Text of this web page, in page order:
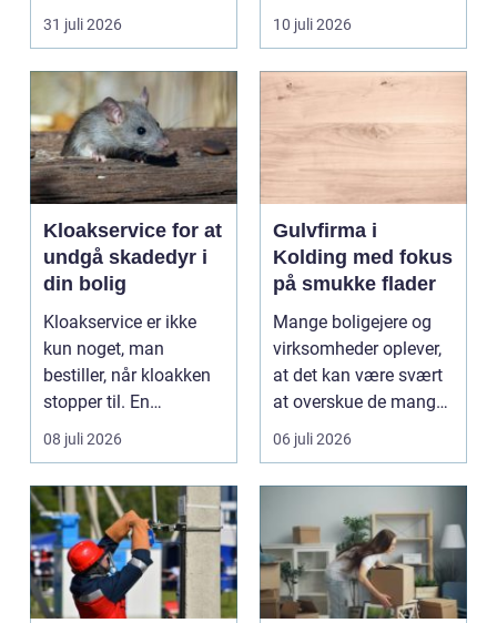
belysning, er en dygtig
e...
31 juli 2026
velplejet fællesareal
gi...
10 juli 2026
Kloakservice for at
undgå skadedyr i
din bolig
Kloakservice er ikke
kun noget, man
bestiller, når kloakken
stopper til. En
systematisk gennem...
08 juli 2026
Gulvfirma i
Kolding med fokus
på smukke flader
Mange boligejere og
virksomheder oplever,
at det kan være svært
at overskue de mange
gul...
06 juli 2026